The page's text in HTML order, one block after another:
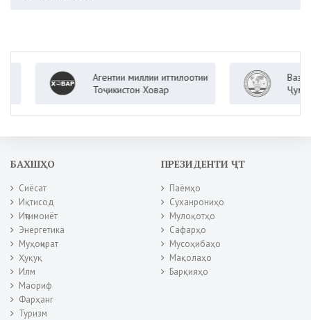
Агентии миллии иттилоотии
Тоҷикистон Ховар
Вазорати
Ҷумҳурии
БАХШҲО
Сиёсат
Иқтисод
Иҷтимоиёт
Энергетика
Муҳоҷират
Ҳуқуқ
Илм
Маориф
Фарҳанг
Туризм
ПРЕЗИДЕНТИ ҶТ
Паёмҳо
Суханрониҳо
Мулоқотҳо
Сафарҳо
Мусоҳибаҳо
Мақолаҳо
Барқияҳо